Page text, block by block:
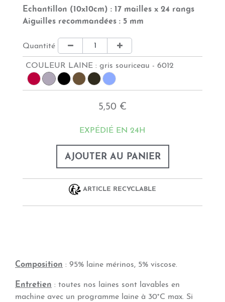
Echantillon (10x10cm) : 17 mailles x 24 rangs
Aiguilles recommandées : 5 mm
Quantité
COULEUR LAINE : gris souriceau - 6012
5,50 €
EXPÉDIÉ EN 24H
AJOUTER AU PANIER
ARTICLE RECYCLABLE
Composition : 95% laine mérinos, 5% viscose.
Entretien : toutes nos laines sont lavables en
machine avec un programme laine à 30°C max. Si